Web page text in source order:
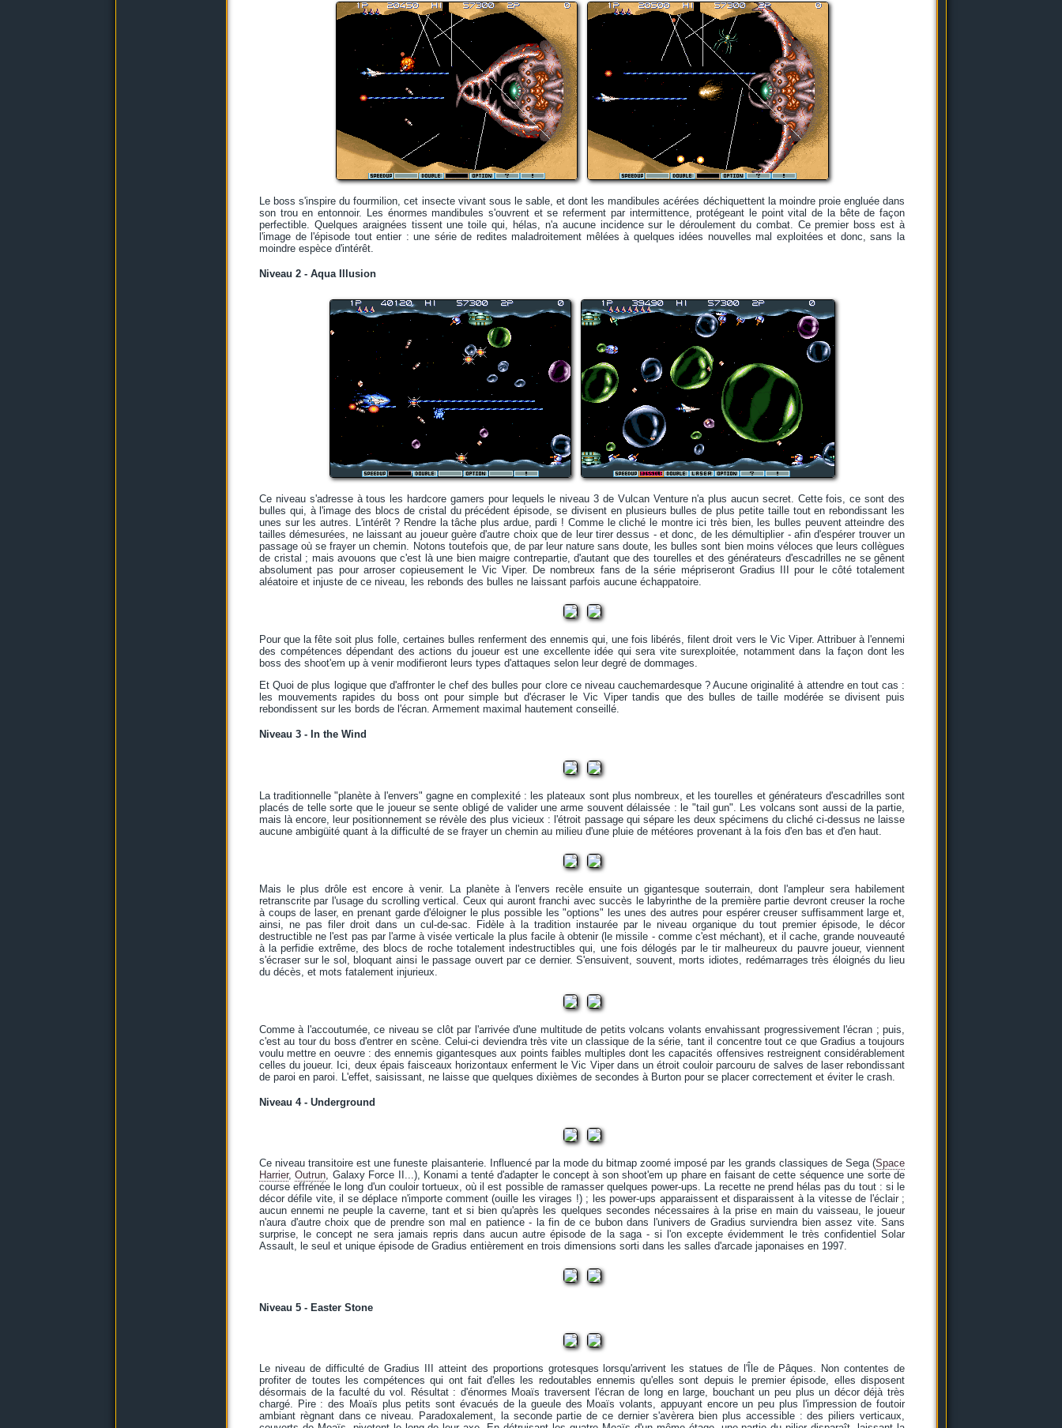
Le boss s'inspire du fourmilion, cet insecte vivant sous le sable, et dont les mandibules acérées déchiquettent la moindre proie engluée dans
son trou en entonnoir. Les énormes mandibules s'ouvrent et se referment par intermittence, protégeant le point vital de la bête de façon
perfectible. Quelques araignées tissent une toile qui, hélas, n'a aucune incidence sur le déroulement du combat. Ce premier boss est à
l'image de l'épisode tout entier : une série de redites maladroitement mêlées à quelques idées nouvelles mal exploitées et donc, sans la
moindre espèce d'intérêt.
Niveau 2 - Aqua Illusion
Ce niveau s'adresse à tous les hardcore gamers pour lequels le niveau 3 de Vulcan Venture n'a plus aucun secret. Cette fois, ce sont des
bulles qui, à l'image des blocs de cristal du précédent épisode, se divisent en plusieurs bulles de plus petite taille tout en rebondissant les
unes sur les autres. L'intérêt ? Rendre la tâche plus ardue, pardi ! Comme le cliché le montre ici très bien, les bulles peuvent atteindre des
tailles démesurées, ne laissant au joueur guère d'autre choix que de leur tirer dessus - et donc, de les démultiplier - afin d'espérer trouver un
passage où se frayer un chemin. Notons toutefois que, de par leur nature sans doute, les bulles sont bien moins véloces que leurs collègues
de cristal ; mais avouons que c'est là une bien maigre contrepartie, d'autant que des tourelles et des générateurs d'escadrilles ne se gênent
absolument pas pour arroser copieusement le Vic Viper. De nombreux fans de la série mépriseront Gradius III pour le côté totalement
aléatoire et injuste de ce niveau, les rebonds des bulles ne laissant parfois aucune échappatoire.
Pour que la fête soit plus folle, certaines bulles renferment des ennemis qui, une fois libérés, filent droit vers le Vic Viper. Attribuer à l'ennemi
des compétences dépendant des actions du joueur est une excellente idée qui sera vite surexploitée, notamment dans la façon dont les
boss des shoot'em up à venir modifieront leurs types d'attaques selon leur degré de dommages.
Et Quoi de plus logique que d'affronter le chef des bulles pour clore ce niveau cauchemardesque ? Aucune originalité à attendre en tout cas :
les mouvements rapides du boss ont pour simple but d'écraser le Vic Viper tandis que des bulles de taille modérée se divisent puis
rebondissent sur les bords de l'écran. Armement maximal hautement conseillé.
Niveau 3 - In the Wind
La traditionnelle "planète à l'envers" gagne en complexité : les plateaux sont plus nombreux, et les tourelles et générateurs d'escadrilles sont
placés de telle sorte que le joueur se sente obligé de valider une arme souvent délaissée : le "tail gun". Les volcans sont aussi de la partie,
mais là encore, leur positionnement se révèle des plus vicieux : l'étroit passage qui sépare les deux spécimens du cliché ci-dessus ne laisse
aucune ambigüité quant à la difficulté de se frayer un chemin au milieu d'une pluie de météores provenant à la fois d'en bas et d'en haut.
Mais le plus drôle est encore à venir. La planète à l'envers recèle ensuite un gigantesque souterrain, dont l'ampleur sera habilement
retranscrite par l'usage du scrolling vertical. Ceux qui auront franchi avec succès le labyrinthe de la première partie devront creuser la roche
à coups de laser, en prenant garde d'éloigner le plus possible les "options" les unes des autres pour espérer creuser suffisamment large et,
ainsi, ne pas filer droit dans un cul-de-sac. Fidèle à la tradition instaurée par le niveau organique du tout premier épisode, le décor
destructible ne l'est pas par l'arme à visée verticale la plus facile à obtenir (le missile - comme c'est méchant), et il cache, grande nouveauté
à la perfidie extrême, des blocs de roche totalement indestructibles qui, une fois délogés par le tir malheureux du pauvre joueur, viennent
s'écraser sur le sol, bloquant ainsi le passage ouvert par ce dernier. S'ensuivent, souvent, morts idiotes, redémarrages très éloignés du lieu
du décès, et mots fatalement injurieux.
Comme à l'accoutumée, ce niveau se clôt par l'arrivée d'une multitude de petits volcans volants envahissant progressivement l'écran ; puis,
c'est au tour du boss d'entrer en scène. Celui-ci deviendra très vite un classique de la série, tant il concentre tout ce que Gradius a toujours
voulu mettre en oeuvre : des ennemis gigantesques aux points faibles multiples dont les capacités offensives restreignent considérablement
celles du joueur. Ici, deux épais faisceaux horizontaux enferment le Vic Viper dans un étroit couloir parcouru de salves de laser rebondissant
de paroi en paroi. L'effet, saisissant, ne laisse que quelques dixièmes de secondes à Burton pour se placer correctement et éviter le crash.
Niveau 4 - Underground
Ce niveau transitoire est une funeste plaisanterie. Influencé par la mode du bitmap zoomé imposé par les grands classiques de Sega (Space
Harrier,Outrun, Galaxy Force II...), Konami a tenté d'adapter le concept à son shoot'em up phare en faisant de cette séquence une sorte de
course effrénée le long d'un couloir tortueux, où il est possible de ramasser quelques power-ups. La recette ne prend hélas pas du tout : si le
décor défile vite, il se déplace n'importe comment (ouille les virages !) ; les power-ups apparaissent et disparaissent à la vitesse de l'éclair ;
aucun ennemi ne peuple la caverne, tant et si bien qu'après les quelques secondes nécessaires à la prise en main du vaisseau, le joueur
n'aura d'autre choix que de prendre son mal en patience - la fin de ce bubon dans l'univers de Gradius surviendra bien assez vite. Sans
surprise, le concept ne sera jamais repris dans aucun autre épisode de la saga - si l'on excepte évidemment le très confidentiel Solar
Assault, le seul et unique épisode de Gradius entièrement en trois dimensions sorti dans les salles d'arcade japonaises en 1997.
Niveau 5 - Easter Stone
Le niveau de difficulté de Gradius III atteint des proportions grotesques lorsqu'arrivent les statues de l'Île de Pâques. Non contentes de
profiter de toutes les compétences qui ont fait d'elles les redoutables ennemis qu'elles sont depuis le premier épisode, elles disposent
désormais de la faculté du vol. Résultat : d'énormes Moaïs traversent l'écran de long en large, bouchant un peu plus un décor déjà très
chargé. Pire : des Moaïs plus petits sont évacués de la gueule des Moaïs volants, appuyant encore un peu plus l'impression de foutoir
ambiant règnant dans ce niveau. Paradoxalement, la seconde partie de ce dernier s'avèrera bien plus accessible : des piliers verticaux,